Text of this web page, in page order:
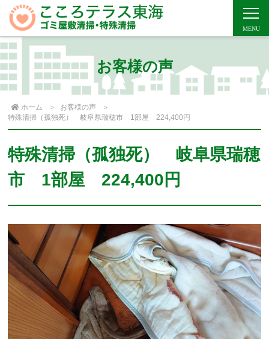
お客様の声
ホーム
お客様の声
特殊清掃（孤独死） 岐阜県瑞穂市 1部屋 224,400円
特殊清掃（孤独死） 岐阜県瑞穂
市 1部屋 224,400円